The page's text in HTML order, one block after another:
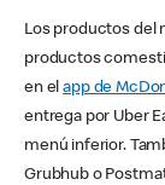
Los productos del
productos
en elapp de
entrega por Uber
menú inferior.
Grubhub o